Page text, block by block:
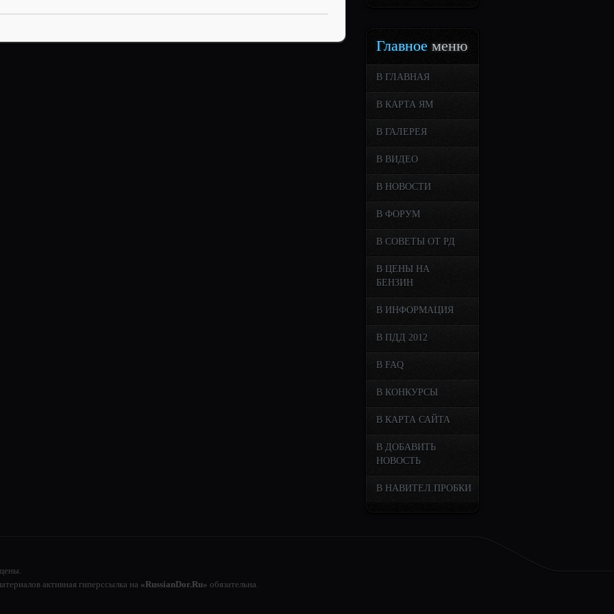
Главное меню
В ГЛАВНАЯ
В КАРТА ЯМ
В ГАЛЕРЕЯ
В ВИДЕО
В НОВОСТИ
В ФОРУМ
В СОВЕТЫ ОТ РД
В ЦЕНЫ НА
БЕНЗИН
В ИНФОРМАЦИЯ
В ПДД 2012
В FAQ
В КОНКУРСЫ
В КАРТА САЙТА
В ДОБАВИТЬ
НОВОСТЬ
В НАВИТЕЛ.ПРОБКИ
активная гиперссылка на «RussianDor.Ru» обязательна.